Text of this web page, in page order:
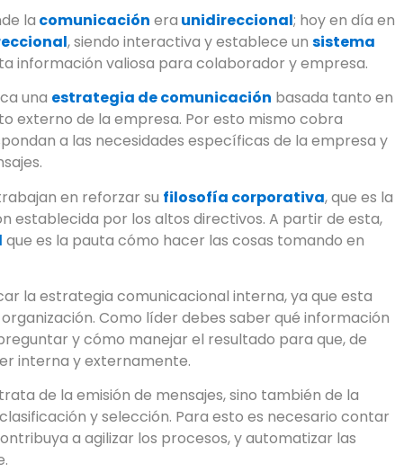
la comunicación era unidireccional; hoy en día en
, siendo interactiva y establece un sistema
información valiosa para colaborador y empresa.
una estrategia de comunicación basada tanto en
externo de la empresa. Por esto mismo cobra
a las necesidades específicas de la empresa y
en reforzar su filosofía corporativa, que es la
establecida por los altos directivos. A partir de esta,
que es la pauta cómo hacer las cosas tomando en
la estrategia comunicacional interna, ya que esta
Como líder debes saber qué información
y cómo manejar el resultado para que, de
interna y externamente.
de la emisión de mensajes, sino también de la
y selección. Para esto es necesario contar
a agilizar los procesos, y automatizar las